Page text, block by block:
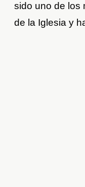
sido uno de los
de la Iglesia y